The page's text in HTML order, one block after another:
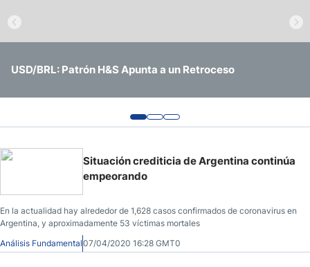
USD/BRL: Patrón H&S Apunta a un Retroceso
Análisis Técnico Hoy del Gas Natural: El precio consolida
las Ganancias
Economía argentina vuelve a niveles previos a la
pandemia
Situación crediticia de Argentina continúa
empeorando
En la actualidad hay alrededor de 1,628 casos confirmados de coronavirus en
Argentina, y aproximadamente 53 víctimas mortales
Análisis Fundamental07/04/2020 16:28 GMT0